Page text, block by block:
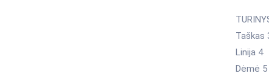
Taškas
Linija 4
Dėmė 5